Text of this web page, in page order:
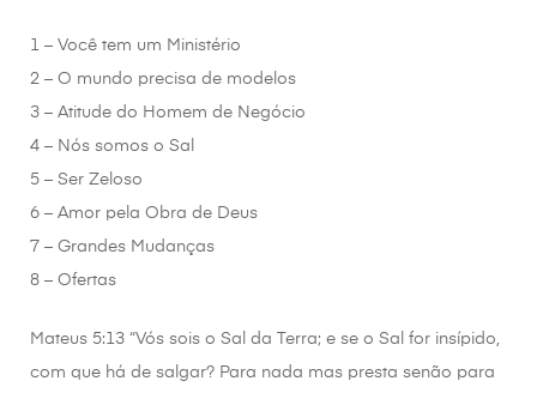
1 – Você tem um Ministério
2 – O mundo precisa de modelos
3 – Atitude do Homem de Negócio
4 – Nós somos o Sal
5 – Ser Zeloso
6 – Amor pela Obra de Deus
7 – Grandes Mudanças
8 – Ofertas
Mateus 5:13 “Vós sois o Sal da Terra; e se o Sal for insípido,
com que há de salgar? Para nada mas presta senão para